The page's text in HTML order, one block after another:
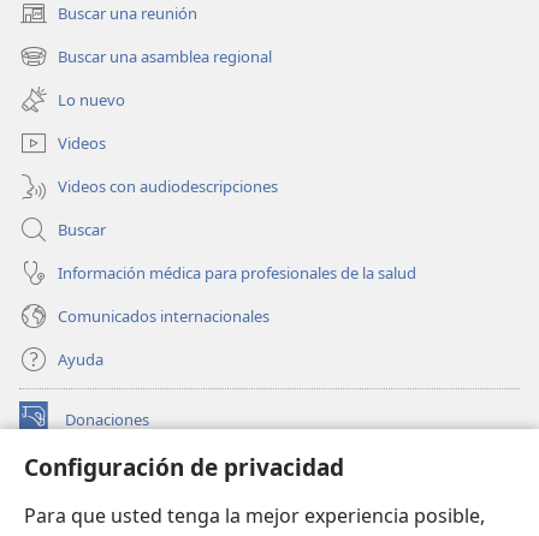
Configuración de privacidad
Para que usted tenga la mejor experiencia posible,
Buscar una reunión
(abre
una
nueva
ventana)
Buscar una asamblea regional
(abre
una
nueva
ventana)
Lo nuevo
Videos
Videos con audiodescripciones
Buscar
Información médica para profesionales de la salud
Comunicados internacionales
Ayuda
Donaciones
(abre
nueva BIBLIOTECA EN LÍNEA Watchtower™
una